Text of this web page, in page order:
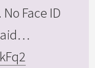
Face ID